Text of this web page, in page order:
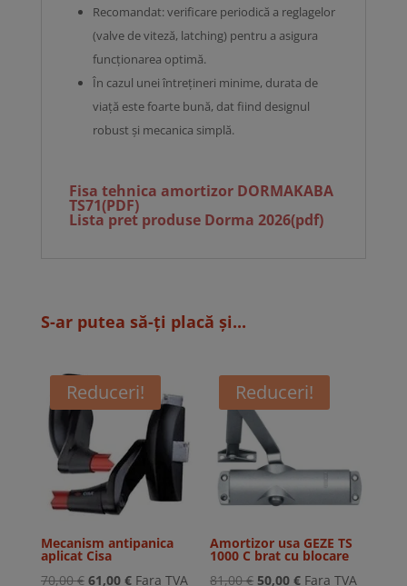
Recomandat: verificare periodică a reglagelor
(valve de viteză, latching) pentru a asigura
funcționarea optimă.
În cazul unei întrețineri minime, durata de
viață este foarte bună, dat fiind designul
robust și mecanica simplă.
Fisa tehnica amortizor DORMAKABA
TS71(PDF)
Lista pret produse Dorma 2026(pdf)
S-ar putea să-ți placă și...
Reduceri!
Mecanism antipanica
aplicat Cisa
70,00€ Prețul
61,00 €Prețul
Fara TVA
Reduceri!
Amortizor usa GEZE TS
1000 C brat cu blocare
81,00€ Prețul
50,00€Prețul
Fara TVA